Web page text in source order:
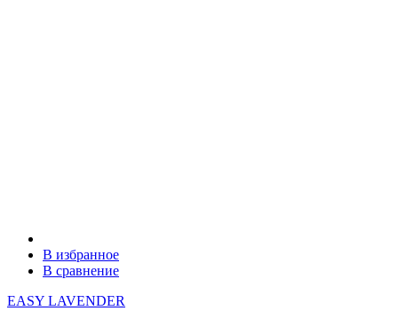
В избранное
В сравнение
EASY LAVENDER